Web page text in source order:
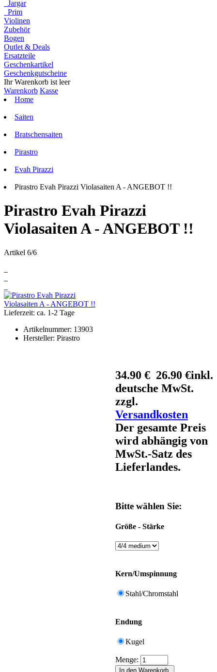
Jargar
Prim
Violinen
Zubehör
Bogen
Outlet & Deals
Ersatzteile
Geschenkartikel
Geschenkgutscheine
Ihr Warenkorb ist leer
Warenkorb Kasse
Home
Saiten
Bratschensaiten
Pirastro
Evah Pirazzi
Pirastro Evah Pirazzi Violasaiten A - ANGEBOT !!
Pirastro Evah Pirazzi
Violasaiten A - ANGEBOT !!
Artikel 6/6
Lieferzeit: ca. 1-2 Tage
Artikelnummer: 13903
Hersteller: Pirastro
34.90 € 26.90 €inkl.
deutsche MwSt.
zzgl.
Versandkosten
Der gesamte Preis
wird abhängig von
MwSt.-Satz des
Lieferlandes.
Bitte wählen Sie:
Größe - Stärke
Kern/Umspinnung
Stahl/Chromstahl
Endung
Kugel
Menge: